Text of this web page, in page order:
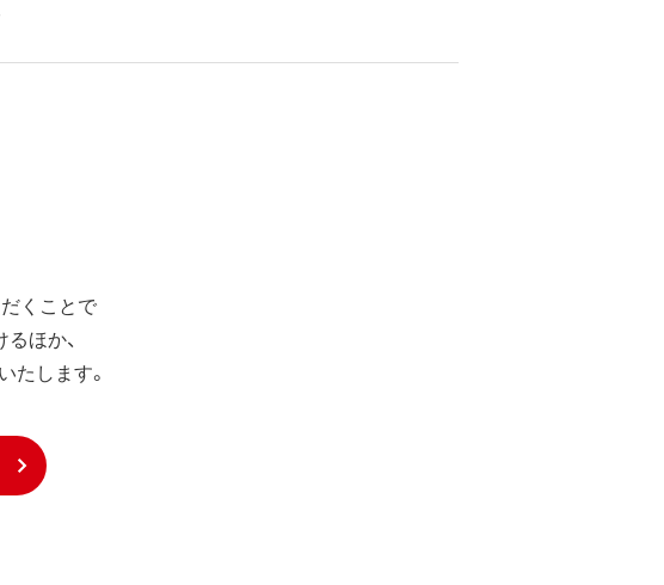
くことで
ほか、
たします。